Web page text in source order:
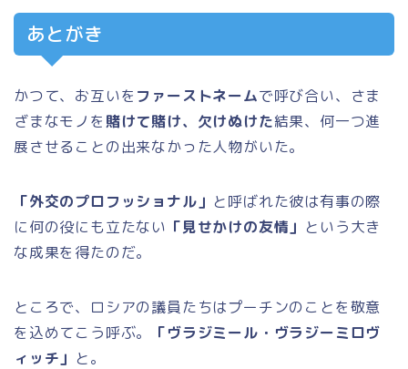
あとがき
かつて、お互いを ファーストネームで呼び合い、さま
ざまなモノを 賭けて賭け、欠けぬけた結果、何一つ進
展させることの出来なかった人物がいた。
「外交のプロフッショナル」 と呼ばれた彼は有事の際
に何の役にも立たない 「見せかけの友情」 という大き
な成果を得たのだ。
ところで、ロシアの議員たちはプーチンのことを敬意
を込めてこう呼ぶ。
「ヴラジミール・ヴラジーミロヴ
ィッチ」 と。